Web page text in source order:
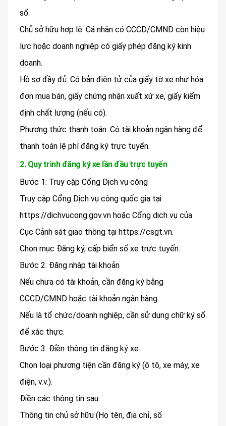
số.
Chủ sở hữu hợp lệ: Cá nhân có CCCD/CMND còn hiệu
lực hoặc doanh nghiệp có giấy phép đăng ký kinh
doanh.
Hồ sơ đầy đủ: Có bản điện tử của giấy tờ xe như hóa
đơn mua bán, giấy chứng nhận xuất xứ xe, giấy kiểm
định chất lượng (nếu có).
Phương thức thanh toán: Có tài khoản ngân hàng để
thanh toán lệ phí đăng ký trực tuyến.
2. Quy trình đăng ký xe lần đầu trực tuyến
Bước 1: Truy cập Cổng Dịch vụ công
Truy cập Cổng Dịch vụ công quốc gia tại
https://dichvucong.gov.vn hoặc Cổng dịch vụ của
Cục Cảnh sát giao thông tại https://csgt.vn.
Chọn mục Đăng ký, cấp biển số xe trực tuyến.
Bước 2: Đăng nhập tài khoản
Nếu chưa có tài khoản, cần đăng ký bằng
CCCD/CMND hoặc tài khoản ngân hàng.
Nếu là tổ chức/doanh nghiệp, cần sử dụng chữ ký số
để xác thực.
Bước 3: Điền thông tin đăng ký xe
Chọn loại phương tiện cần đăng ký (ô tô, xe máy, xe
điện, v.v.).
Điền các thông tin sau:
Thông tin chủ sở hữu (Họ tên, địa chỉ, số